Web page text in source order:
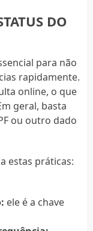
DO
para não
rapidamente.
online, o que
geral, basta
ou outro dado
estas práticas:
ele é a chave